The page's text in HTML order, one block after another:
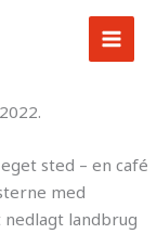
sted – en café
med
nedlagt landbrug